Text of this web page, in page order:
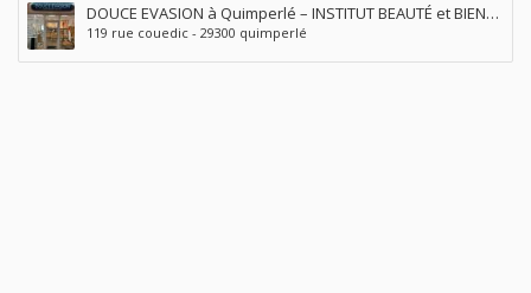
DOUCE EVASION à Quimperlé – INSTITUT BEAUTÉ et BIEN
ÊTRE
119 rue couedic - 29300 quimperlé